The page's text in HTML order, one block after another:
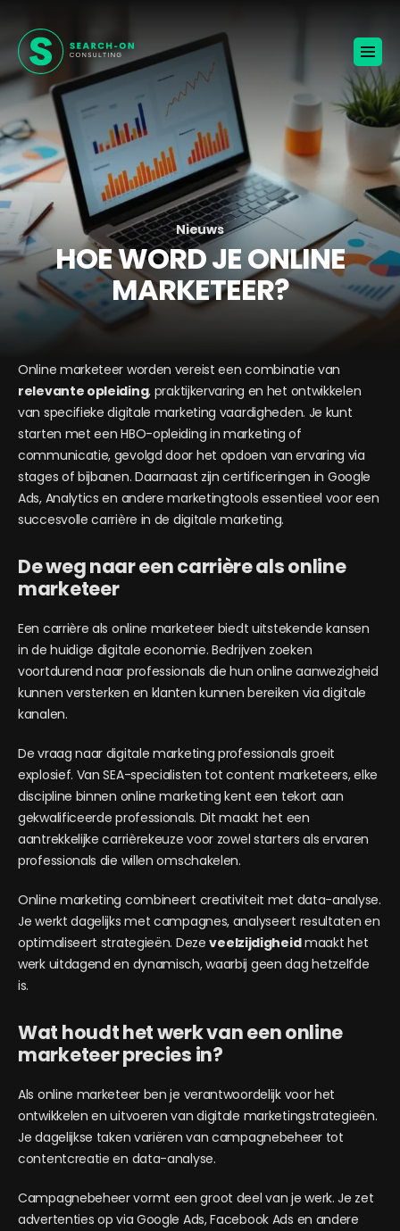
Voor werkgevers
Vacatures
Over ons
Blogs
Contact
Jouw carrière
KANDIDATEN ONTVANGEN 🚀
Nieuws
HOE WORD JE ONLINE
MARKETEER?
Online marketeer worden vereist een combinatie van
relevante opleiding, praktijkervaring en het ontwikkelen
van specifieke digitale marketing vaardigheden. Je kunt
starten met een HBO-opleiding in marketing of
communicatie, gevolgd door het opdoen van ervaring via
stages of bijbanen. Daarnaast zijn certificeringen in Google
Ads, Analytics en andere marketingtools essentieel voor een
succesvolle carrière in de digitale marketing.
De weg naar een carrière als online
marketeer
Een carrière als online marketeer biedt uitstekende kansen
in de huidige digitale economie. Bedrijven zoeken
voortdurend naar professionals die hun online aanwezigheid
kunnen versterken en klanten kunnen bereiken via digitale
kanalen.
De vraag naar digitale marketing professionals groeit
explosief. Van SEA-specialisten tot content marketeers, elke
discipline binnen online marketing kent een tekort aan
gekwalificeerde professionals. Dit maakt het een
aantrekkelijke carrièrekeuze voor zowel starters als ervaren
professionals die willen omschakelen.
Online marketing combineert creativiteit met data-analyse.
Je werkt dagelijks met campagnes, analyseert resultaten en
optimaliseert strategieën. Dezeveelzijdigheidmaakt het
werk uitdagend en dynamisch, waarbij geen dag hetzelfde
is.
Wat houdt het werk van een online
marketeer precies in?
Als online marketeer ben je verantwoordelijk voor het
ontwikkelen en uitvoeren van digitale marketingstrategieën.
Je dagelijkse taken variëren van campagnebeheer tot
contentcreatie en data-analyse.
Campagnebeheer vormt een groot deel van je werk. Je zet
advertenties op via Google Ads, Facebook Ads en andere